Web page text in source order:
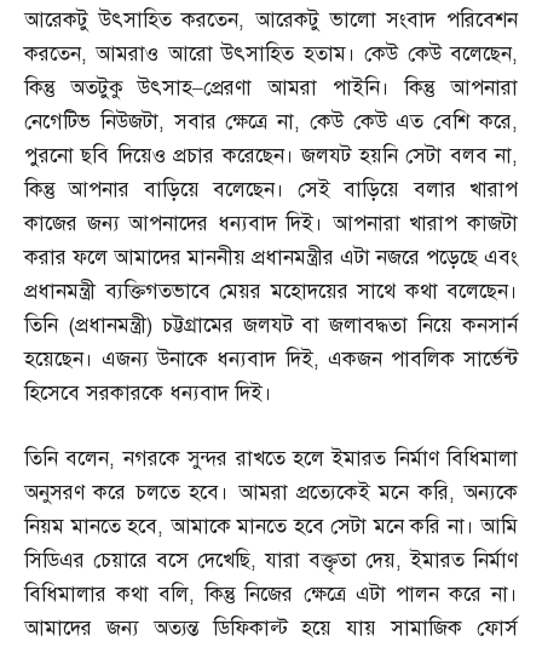
আরেকটু উৎসাহিত করতেন,আরেকটু ভালো সংবাদ পরিবেশন
করতেন,আমরাও আরো উৎসাহিত হতাম। কেউ কেউ বলেছেন,
কিন্তু অতটুকু উৎসাহ–প্রেরণা আমরা পাইনি। কিন্তু আপনারা
নেগেটিভ নিউজটা,সবার ক্ষেত্রে না, কেউ কেউ এত বেশি করে,
পুরনো ছবি দিয়েও প্রচার করেছেন। জলযট হয়নি সেটা বলব না,
কিন্তু আপনার বাড়িয়ে বলেছেন। সেই বাড়িয়ে বলার খারাপ
কাজের জন্য আপনাদের ধন্যবাদ দিই। আপনারা খারাপ কাজটা
করার ফলে আমাদের মাননীয় প্রধানমন্ত্রীর এটা নজরে পড়েছে এবং
প্রধানমন্ত্রী ব্যক্তিগতভাবে মেয়র মহোদয়ের সাথে কথা বলেছেন।
তিনি (প্রধানমন্ত্রী)চট্টগ্রামের জলযট বা জলাবদ্ধতা নিয়ে কনসার্ন
হয়েছেন। এজন্য উনাকে ধন্যবাদ দিই, একজন পাবলিক সার্ভেন্ট
হিসেবে সরকারকে ধন্যবাদ দিই।
তিনি বলেন,নগরকে সুন্দর রাখতে হলে ইমারত নির্মাণ বিধিমালা
অনুসরণ করে চলতে হবে। আমরা প্রত্যেকেই মনে করি,অন্যকে
নিয়ম মানতে হবে,আমাকে মানতে হবে সেটা মনে করি না। আমি
সিডিএর চেয়ারে বসে দেখেছি,যারা বক্তৃতা দেয়,ইমারত নির্মাণ
বিধিমালার কথা বলি,কিন্তু নিজের ক্ষেত্রে এটা পালন করে না।
আমাদের জন্য অত্যন্ত ডিফিকাল্ট হয়ে যায় সামাজিক ফোর্স